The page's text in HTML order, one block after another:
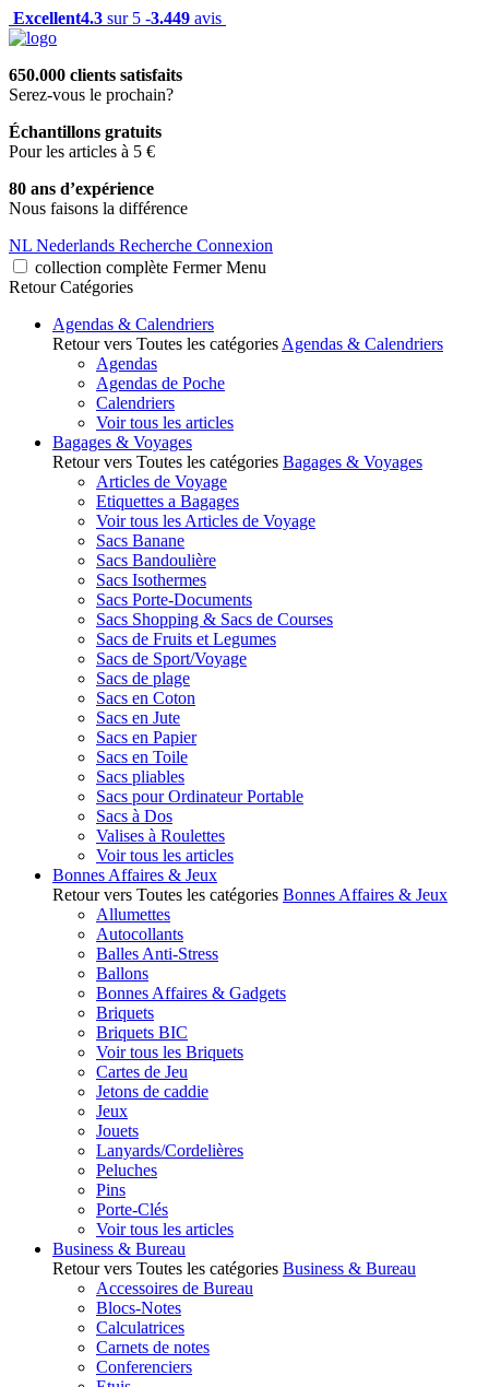
Excellent4.3 sur 5 -3.449 avis
650.000 clients satisfaits
Serez-vous le prochain?
Échantillons gratuits
Pour les articles à 5 €
80 ans d’expérience
Nous faisons la différence
NL Nederlands Recherche Connexion
collection complète Fermer Menu
Retour Catégories
Agendas & Calendriers
Retour vers Toutes les catégories Agendas & Calendriers
Agendas
Agendas de Poche
Calendriers
Voir tous les articles
Bagages & Voyages
Retour vers Toutes les catégories Bagages & Voyages
Articles de Voyage
Etiquettes a Bagages
Voir tous les Articles de Voyage
Sacs Banane
Sacs Bandoulière
Sacs Isothermes
Sacs Porte-Documents
Sacs Shopping & Sacs de Courses
Sacs de Fruits et Legumes
Sacs de Sport/Voyage
Sacs de plage
Sacs en Coton
Sacs en Jute
Sacs en Papier
Sacs en Toile
Sacs pliables
Sacs pour Ordinateur Portable
Sacs à Dos
Valises à Roulettes
Voir tous les articles
Bonnes Affaires & Jeux
Retour vers Toutes les catégories Bonnes Affaires & Jeux
Allumettes
Autocollants
Balles Anti-Stress
Ballons
Bonnes Affaires & Gadgets
Briquets
Briquets BIC
Voir tous les Briquets
Cartes de Jeu
Jetons de caddie
Jeux
Jouets
Lanyards/Cordelières
Peluches
Pins
Porte-Clés
Voir tous les articles
Business & Bureau
Retour vers Toutes les catégories Business & Bureau
Accessoires de Bureau
Blocs-Notes
Calculatrices
Carnets de notes
Conferenciers